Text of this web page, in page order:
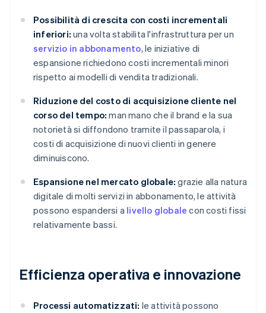
Possibilità di crescita con costi incrementali
inferiori: una volta stabilita l'infrastruttura per un
servizio in abbonamento, le iniziative di
espansione richiedono costi incrementali minori
rispetto ai modelli di vendita tradizionali.
Riduzione del costo di acquisizione cliente nel
corso del tempo: man mano che il brand e la sua
notorietà si diffondono tramite il passaparola, i
costi di acquisizione di nuovi clienti in genere
diminuiscono.
Espansione nel mercato globale: grazie alla natura
digitale di molti servizi in abbonamento, le attività
possono espandersi a livello globale con costi fissi
relativamente bassi.
Efficienza operativa e innovazione
Processi automatizzati: le attività possono